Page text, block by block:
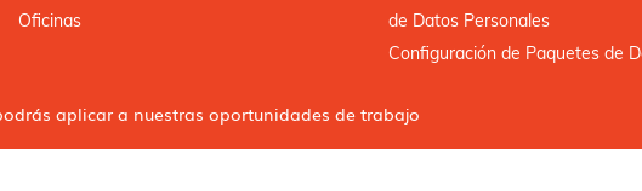
Oficinas
de Datos Personales
Configuración de Paquetes de
aplicar a nuestras oportunidades de trabajo